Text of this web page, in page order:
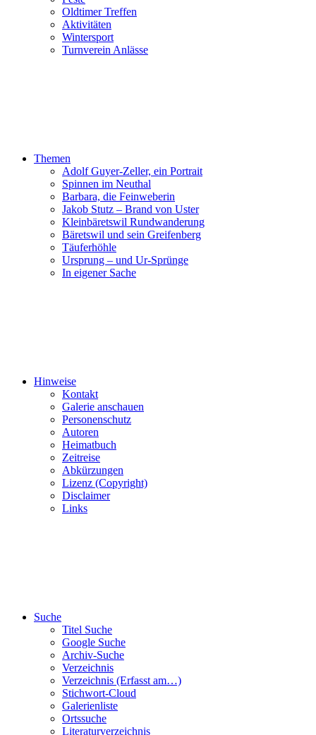
Oldtimer Treffen
Aktivitäten
Wintersport
Turnverein Anlässe
Themen
Adolf Guyer-Zeller, ein Portrait
Spinnen im Neuthal
Barbara, die Feinweberin
Jakob Stutz – Brand von Uster
Kleinbäretswil Rundwanderung
Bäretswil und sein Greifenberg
Täuferhöhle
Ursprung – und Ur-Sprünge
In eigener Sache
Hinweise
Kontakt
Galerie anschauen
Personenschutz
Autoren
Heimatbuch
Zeitreise
Abkürzungen
Lizenz (Copyright)
Disclaimer
Links
Suche
Titel Suche
Google Suche
Archiv-Suche
Verzeichnis
Verzeichnis (Erfasst am…)
Stichwort-Cloud
Galerienliste
Ortssuche
Literaturverzeichnis